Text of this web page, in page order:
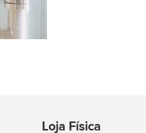
Loja Física